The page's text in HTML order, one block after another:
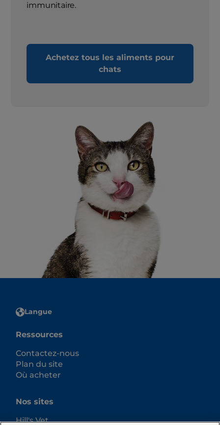
immunitaire.
Achetez tous les aliments pour
chats
Langue
Ressources
Contactez-nous
Plan du site
Où acheter
Nos sites
Hill's Vet